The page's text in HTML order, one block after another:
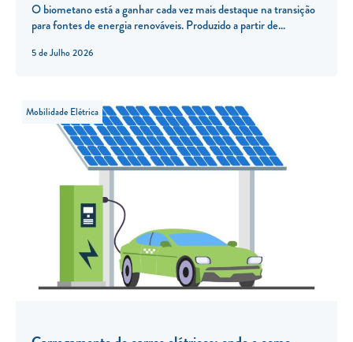
5 de Julho 2026
O biometano está a ganhar cada vez mais destaque na transição
para fontes de energia renováveis. Produzido a partir de...
Mobilidade Elétrica